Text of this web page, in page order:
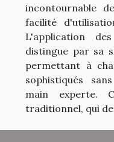
incontournable
facilité
L'application
distingue par sa
permettant à
sophistiqués
main experte.
traditionnel, qui